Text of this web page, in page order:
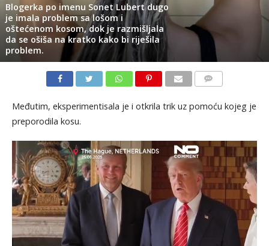
Blogerka po imenu Sonet Lubert dugo
je imala problem sa lošom i
oštećenom kosom, dok je razmišljala
da se ošiša na kratko kako bi riješila
problem.
Međutim, eksperimentisala je i otkrila trik uz pomoću kojeg je
preporodila kosu.